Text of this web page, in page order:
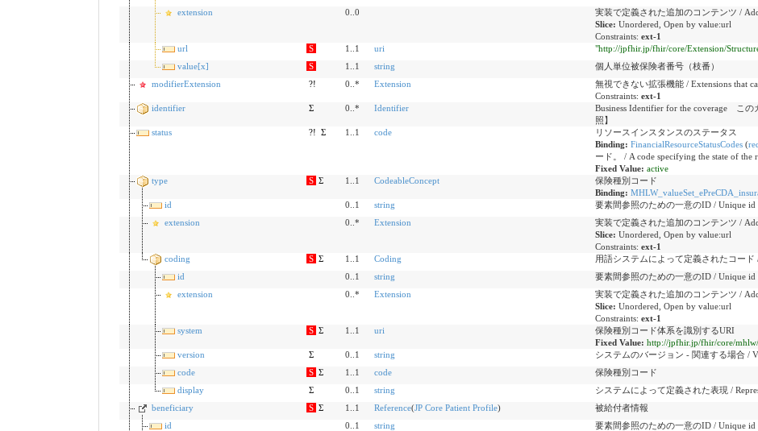
extension
0..0
実装で定義された追加のコンテンツ /
Slice: Unordered, Open by value:url
Constraints: ext-1
url
S 1..1 uri
"http://jpfhir.jp/fhir/core/Extension/
value[x]
S 1..1 string
個人単位被保険者番号（枝番）
modifierExtension
?! 0..* Extension
無視できない拡張機能 / Extensions that
Constraints: ext-1
identifier
Σ 0..* Identifier
Business Identifier for the coverage こ
照】
status
?! Σ 1..1 code
リソースインスタンスのステータス
Binding: FinancialResourceStatusCodes(
ード。 / A code specifying the state of the
Fixed Value: active
type
S Σ 1..1 CodeableConcept
保険種別コード
Binding:
id
0..1 string
要素間参照のための一意のID / Unique id
extension
0..* Extension
実装で定義された追加のコンテンツ /
Slice: Unordered, Open by value:url
Constraints: ext-1
coding
S Σ 1..1 Coding
用語システムによって定義されたコード
id
0..1 string
要素間参照のための一意のID / Unique id
extension
0..* Extension
実装で定義された追加のコンテンツ /
Slice: Unordered, Open by value:url
Constraints: ext-1
system
S Σ 1..1 uri
保険種別コード体系を識別するURI
Fixed Value: http://jpfhir.jp/fhir/core/mhlw/
version
Σ 0..1 string
システムのバージョン - 関連する場合 /
code
S Σ 1..1 code
保険種別コード
display
Σ 0..1 string
システムによって定義された表現 /
beneficiary
S Σ 1..1 Reference(JP Core Patient Profile)
被給付者情報
id
0..1 string
要素間参照のための一意のID / Unique id